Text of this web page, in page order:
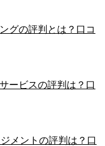
グの評判とは？口コ
ービスの評判は？口
メントの評判は？口